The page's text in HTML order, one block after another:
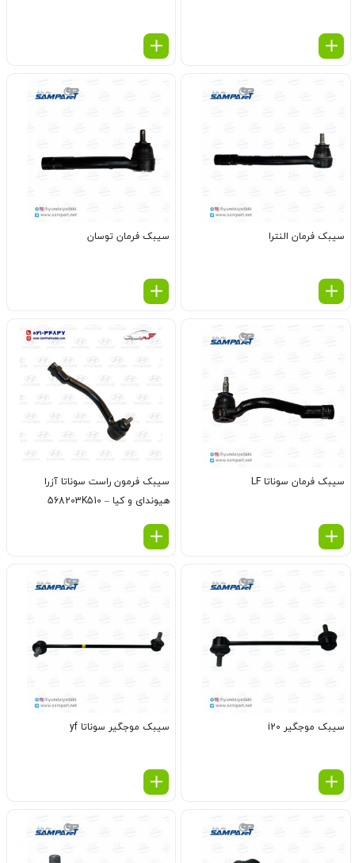
سیبک فرمان النترا سیبک فرمان توسان
سیبک فرمان سوناتا LF
سیبک فرمون راست سوناتا آزرا
هیوندای و کیا – 568203K510
سیبک موجگیر i20 سیبک موجگیر سوناتا yf